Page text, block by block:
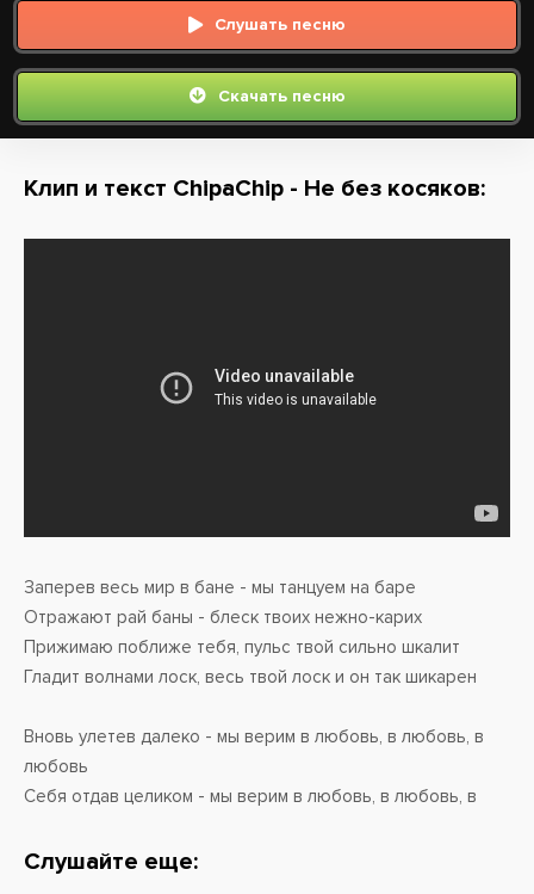
Слушать песню
Скачать песню
Клип и текст ChipaChip - Не без косяков:
Заперев весь мир в бане - мы танцуем на баре
Отражают рай баны - блеск твоих нежно-карих
Прижимаю поближе тебя, пульс твой сильно шкалит
Гладит волнами лоск, весь твой лоск и он так шикарен
Вновь улетев далеко - мы верим в любовь, в любовь, в
любовь
Себя отдав целиком - мы верим в любовь, в любовь, в
И пусть не без косяков - мы верим в любовь, в любовь, в
Слушайте еще: